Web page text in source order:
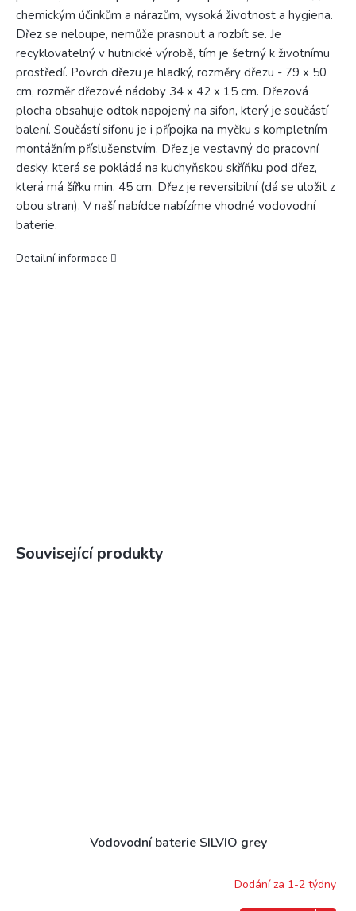
chemickým účinkům a nárazům, vysoká životnost a hygiena.
Dřez se neloupe, nemůže prasnout a rozbít se. Je
recyklovatelný v hutnické výrobě, tím je šetrný k životnímu
prostředí. Povrch dřezu je hladký, rozměry dřezu - 79 x 50
cm, rozměr dřezové nádoby 34 x 42 x 15 cm. Dřezová
plocha obsahuje odtok napojený na sifon, který je součástí
balení. Součástí sifonu je i přípojka na myčku s kompletním
montážním příslušenstvím. Dřez je vestavný do pracovní
desky, která se pokládá na kuchyňskou skříňku pod dřez,
která má šířku min. 45 cm. Dřez je reversibilní (dá se uložit z
obou stran). V naší nabídce nabízíme vhodné vodovodní
baterie.
Detailní informace
Související produkty
Vodovodní baterie SILVIO grey
Dodání za 1-2 týdny